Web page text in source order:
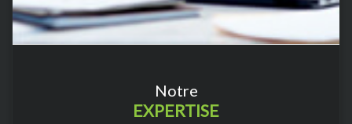
Notre
EXPERTISE